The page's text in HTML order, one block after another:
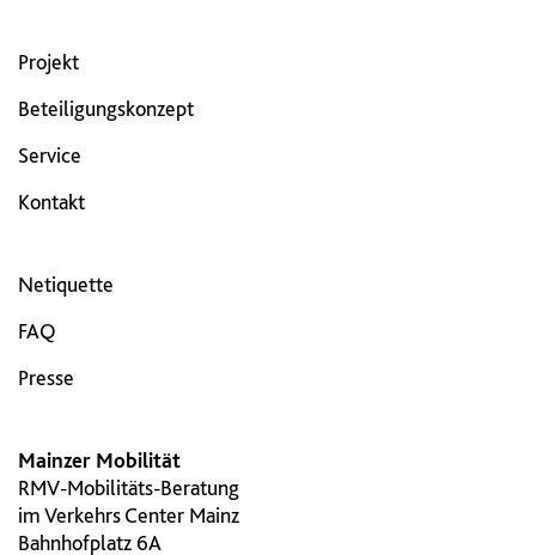
Projekt
Beteiligungskonzept
Service
Kontakt
Netiquette
FAQ
Presse
Mainzer Mobilität
RMV-Mobilitäts-Beratung
im Verkehrs Center Mainz
Bahnhofplatz 6A